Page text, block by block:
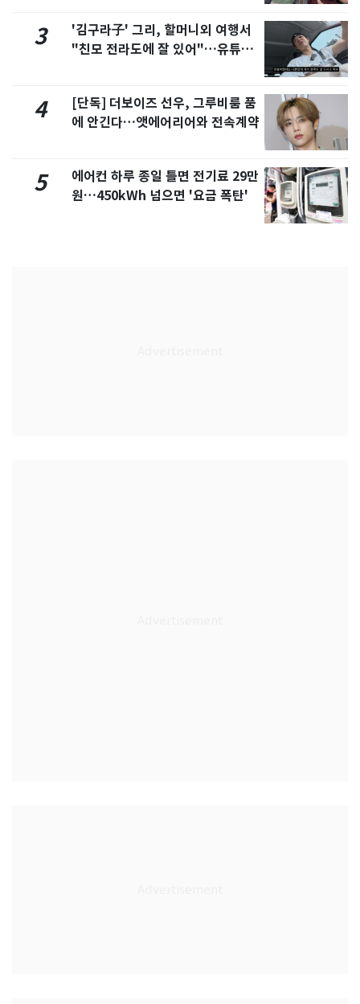
3
'김구라子' 그리, 할머니외 여행서
"친모 전라도에 잘 있어"…유튜브
4
[단독] 더보이즈 선우, 그루비룸 품
에 안긴다…앳에어리어와 전속계약
5
에어컨 하루 종일 틀면 전기료 29만
원…450kWh 넘으면 '요금 폭탄'